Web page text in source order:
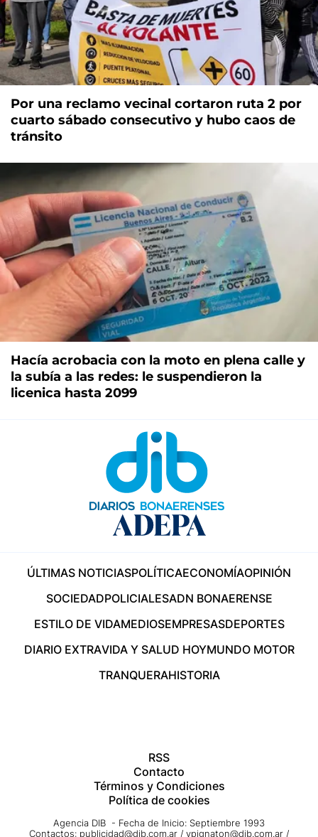
Por una reclamo vecinal cortaron ruta 2 por
cuarto sábado consecutivo y hubo caos de
tránsito
Hacía acrobacia con la moto en plena calle y
la subía a las redes: le suspendieron la
licenica hasta 2099
ÚLTIMAS NOTICIASPOLÍTICAECONOMÍAOPINIÓN
SOCIEDADPOLICIALESADN BONAERENSE
ESTILO DE VIDAMEDIOSEMPRESASDEPORTES
DIARIO EXTRAVIDA Y SALUD HOYMUNDO MOTOR
TRANQUERAHISTORIA
RSS
Contacto
Términos y Condiciones
Política de cookies
Agencia DIB - Fecha de Inicio: Septiembre 1993
Contactos: publicidad@dib.com.ar / vpignaton@dib.com.ar /